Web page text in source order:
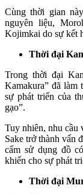
Cùng thời gian
nguyên liệu,
Kojimkai do sự kết
Thời đại
Trong thời đại
Kamakura” đã làm
sự phát triển của
gạo”.
Tuy nhiên, nhu cầu
Sake trở thành vấn
cấm sử dụng đồ
khiến cho sự phát
Thời đại